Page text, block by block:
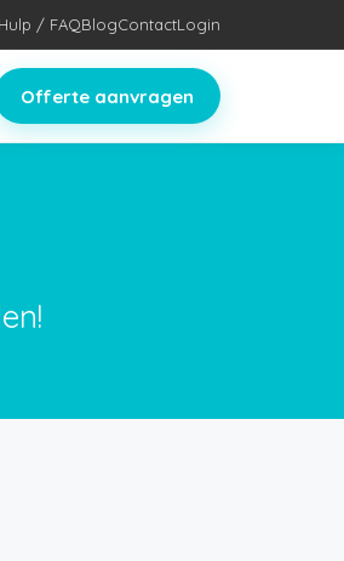
Hulp / FAQBlogContactLogin
Offerte aanvragen